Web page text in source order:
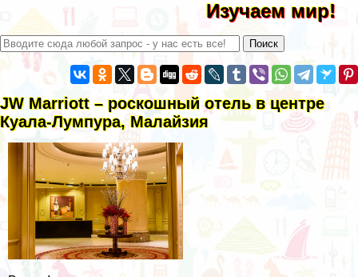
Изучаем мир!
JW Marriott – роскошный отель в центре
Куала-Лумпура, Малайзия